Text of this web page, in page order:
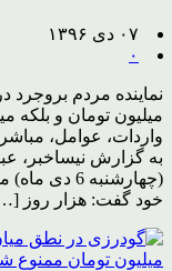
۰۷ دی ۱۳۹۶
۰
میلیون تومان و بلکه
واردات، عوامل،
به گزارش نیساخبر،
(چهارشنبه
خود گفت: هزار روز